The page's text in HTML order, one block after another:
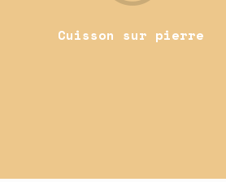
Cuisson sur pierre